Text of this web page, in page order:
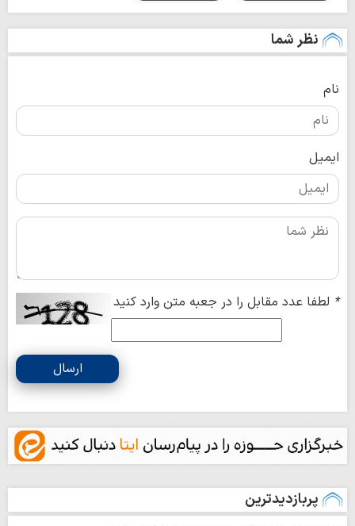
نظر شما
نام
ایمیل
* لطفا عدد مقابل را در جعبه متن وارد کنید
ارسال
پربازدیدترین